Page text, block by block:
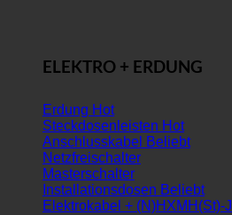
ELEKTRO + ERDUNG
Erdung
Steckdosenleisten
Anschlusskabel
Netzfreischalter
Masterschalter
Installationsdosen
Elektrokabel + (N)HXMH(St)-J